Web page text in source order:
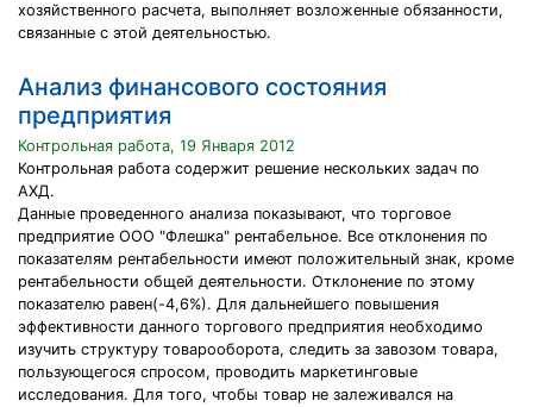
хозяйственного расчета, выполняет возложенные обязанности,
связанные с этой деятельностью.
Анализ финансового состояния
предприятия
Контрольная работа, 19 Января 2012
Контрольная работа содержит решение нескольких задач по
АХД.
Данные проведенного анализа показывают, что торговое
предприятие ООО "Флешка" рентабельное. Все отклонения по
показателям рентабельности имеют положительный знак, кроме
рентабельности общей деятельности. Отклонение по этому
показателю равен(-4,6%). Для дальнейшего повышения
эффективности данного торгового предприятия необходимо
изучить структуру товарооборота, следить за завозом товара,
пользующегося спросом, проводить маркетинговые
исследования. Для того, чтобы товар не залеживался на